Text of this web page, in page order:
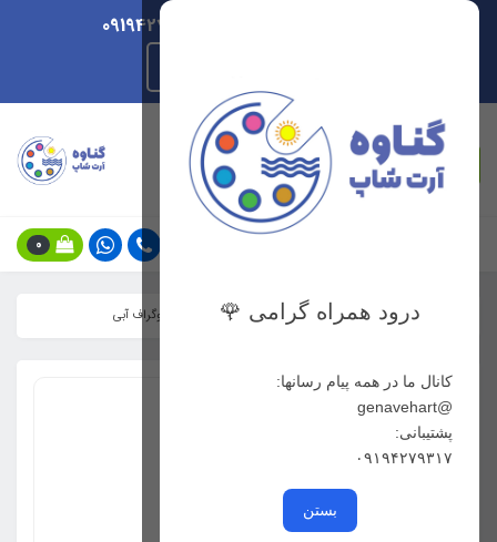
درود همراه گرامی 🌹
کانال ما در همه پیام رسانها:
@genavehart
پشتیبانی:
۰۹۱۹۴۲۷۹۳۱۷
بستن
جستجو
0
فهرست محصولات مدادطراحی B استدلر مارس لوموگراف آبی